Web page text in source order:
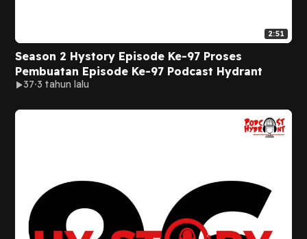
2:51
Season 2 Hystory Episode Ke-97 Proses
Pembuatan Episode Ke-97 Podcast Hydrant
37 3 tahun lalu